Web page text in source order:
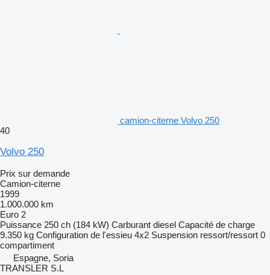
camion-citerne Volvo 250
40
Volvo 250
Prix sur demande
Camion-citerne
1999
1.000.000 km
Euro 2
Puissance 250 ch (184 kW) Carburant diesel Capacité de charge
9.350 kg Configuration de l'essieu 4x2 Suspension ressort/ressort 0
compartiment
Espagne, Soria
TRANSLER S.L